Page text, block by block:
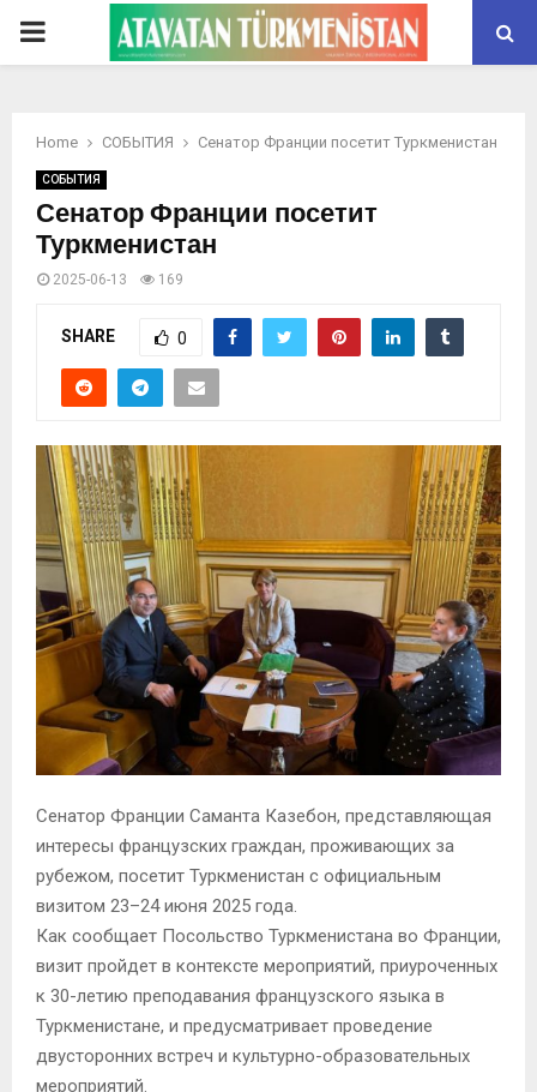
PRIMARY
Home СОБЫТИЯ Сенатор Франции посетит Туркменистан
СОБЫТИЯ
Сенатор Франции посетит
Туркменистан
2025-06-13 169
SHARE 0
Сенатор Франции Саманта Казебон, представляющая
интересы французских граждан, проживающих за
рубежом, посетит Туркменистан с официальным
визитом 23–24 июня 2025 года.
Как сообщает Посольство Туркменистана во Франции,
визит пройдет в контексте мероприятий, приуроченных
к 30-летию преподавания французского языка в
Туркменистане, и предусматривает проведение
двусторонних встреч и культурно-образовательных
мероприятий.